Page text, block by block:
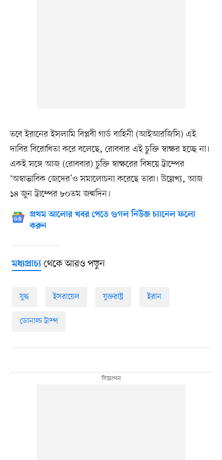
তবে ইরানের ইসলামি বিপ্লবী গার্ড বাহিনী (আইআরজিসি) এই
দাবির বিরোধিতা করে বলেছে, রোববার এই চুক্তি স্বাক্ষর হচ্ছে না।
একই সঙ্গে আজ (রোববার) চুক্তি স্বাক্ষরের বিষয়ে ট্রাম্পের
‘অস্বাভাবিক জেদের’ও সমালোচনা করেছে তারা। উল্লেখ্য, আজ
১৪ জুন ট্রাম্পের ৮০তম জন্মদিন।
প্রথম আলোর খবর পেতে গুগল নিউজ চ্যানেল ফলো
করুন
মধ্যপ্রাচ্যথেকে আরও পড়ুন
যুদ্ধ ইসরায়েল যুক্তরাষ্ট্র ইরান
ডোনাল্ড ট্রাম্প